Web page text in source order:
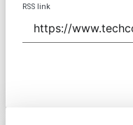
RSS link